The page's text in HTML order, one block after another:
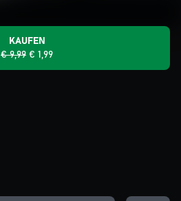
KAUFEN
€ 9,99 € 1,99